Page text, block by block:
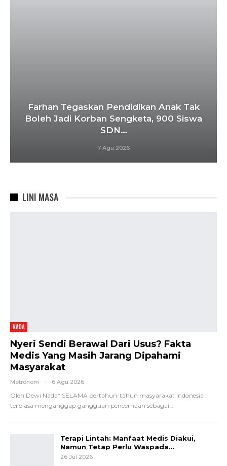
Farhan Tegaskan Pendidikan Anak Tak
Boleh Jadi Korban Sengketa, 900 Siswa
SDN…
7 Agu 2026
LINI MASA
NADA
Nyeri Sendi Berawal Dari Usus? Fakta
Medis Yang Masih Jarang Dipahami
Masyarakat
Metronom 6 Agu 2026
Oleh Dewi Nada* SELAMA bertahun-tahun masyarakat Indonesia
terbiasa menganggap gangguan pencernaan sebagai
Terapi Lintah: Manfaat Medis Diakui,
Namun Tetap Perlu Waspada…
26 Jul 2026